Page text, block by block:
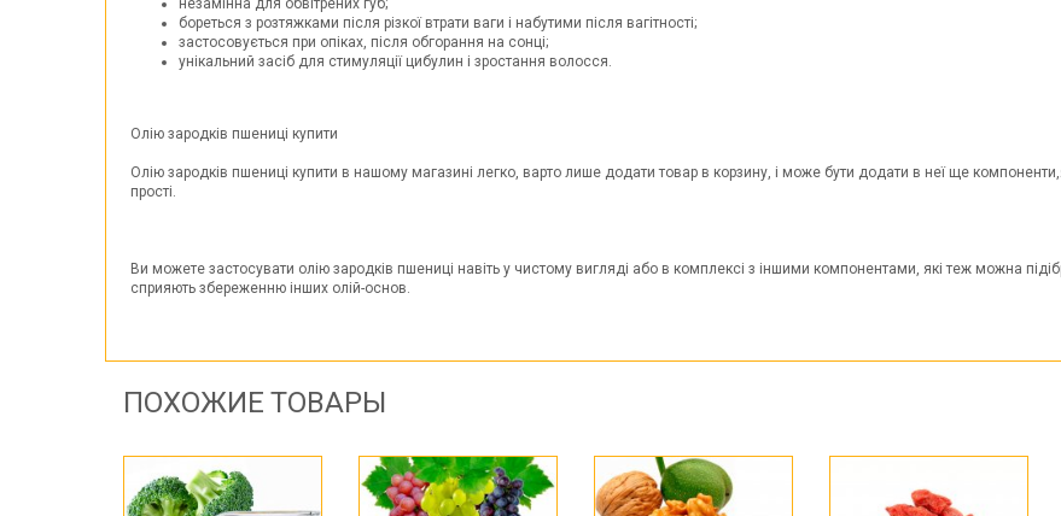
незамінна для обвітрених губ;
бореться з розтяжками після різкої втрати ваги і набутими після вагітності;
застосовується при опіках, після обгорання на сонці;
унікальний засіб для стимуляції цибулин і зростання волосся.
Олію зародків пшениці купити
Олію зародків пшениці купити в нашому магазині легко, варто лише додати товар в корзину, і може бути додати в неї ще
прості.
Ви можете застосувати олію зародків пшениці навіть у чистому вигляді або в комплексі з іншими компонентами, які теж можна
сприяють збереженню інших олій-основ.
ПОХОЖИЕ ТОВАРЫ